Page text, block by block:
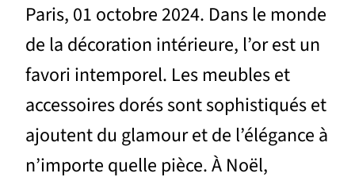
Paris, 01 octobre 2024. Dans le monde
de la décoration intérieure, l’or est un
favori intemporel. Les meubles et
accessoires dorés sont sophistiqués et
ajoutent du glamour et de l’élégance à
n’importe quelle pièce. À Noël,